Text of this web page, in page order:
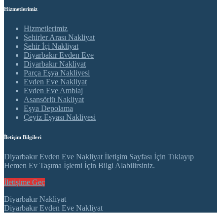
Hizmetlerimiz
Hizmetlerimiz
Şehirler Arası Nakliyat
Şehir İçi Nakliyat
Diyarbakır Evden Eve
Diyarbakır Nakliyat
Parça Eşya Nakliyesi
Evden Eve Nakliyat
Evden Eve Amblaj
Asansörlü Nakliyat
Eşya Depolama
Çeyiz Eşyası Nakliyesi
İletişim Bilgileri
Diyarbakır Evden Eve Nakliyat İletişim Sayfası İçin Tıklayıp
Hemen Ev Taşıma İşlemi İçin Bilgi Alabilirsiniz.
İletişime Geç
Diyarbakır Nakliyat
Diyarbakır Evden Eve Nakliyat